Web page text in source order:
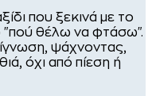
που ξεκινά με το
"πού θέλω να φτάσω".
ψάχνοντας,
όχι από πίεση ή